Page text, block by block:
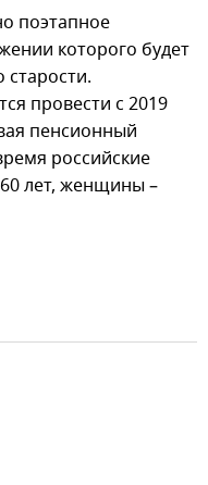
поэтапное
которого будет
старости.
провести с 2019
пенсионный
российские
лет, женщины –